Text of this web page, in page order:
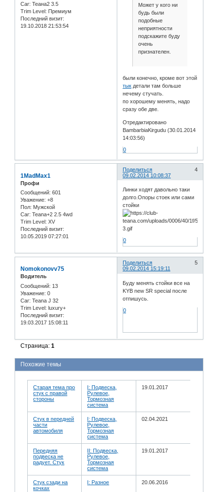
Car: Теана2 3.5
Trim Level: Премиум
Последний визит:
19.10.2018 21:53:54
Может у кого ни
будь были
подобные
неприятности
подскажите буду
очень
признателен.
были конечно, кроме вот этой
тык детали там больше
нечему стучать.
по хорошему менять, надо
сразу обе две.
Отредактировано
BambarbiaKirgudu (30.01.2014
14:03:56)
0
Поделиться
4
09.02.2014 10:08:37
1MadMax1
Профи
Сообщений: 601
Уважение: +8
Пол: Мужской
Car: Teana+2 2.5 4wd
Trim Level: XV
Последний визит:
10.05.2019 07:27:01
Линки ходят давольно таки
долго.Опоры стоек или сами
стойки
0
Поделиться
5
09.02.2014 15:19:11
Nomokonovv75
Водитель
Сообщений: 13
Уважение: 0
Car: Teana J 32
Trim Level: luxury+
Последний визит:
19.03.2017 15:08:11
Буду менять стойки все на
KYB new SR special после
отпишусь.
0
Страница:1
Похожие темы
Старая тема про
стук с правой
стороны
I: Подвеска,
Рулевое,
Тормозная
система
19.01.2017
Стук в передней
части
автомобиля
I: Подвеска,
Рулевое,
Тормозная
система
02.04.2021
Передняя
подвеска не
радует. Стук
II: Подвеска,
Рулевое,
Тормозная
система
19.01.2017
Стук сзади на
кочках
I: Разное 20.06.2016